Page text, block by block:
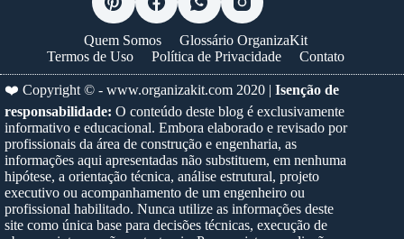
Quem Somos
Glossário OrganizaKit
Termos de Uso
Política de Privacidade Contato
❤️ Copyright © - www.organizakit.com 2020 | Isenção de
responsabilidade: O conteúdo deste blog é exclusivamente
informativo e educacional. Embora elaborado e revisado por
profissionais da área de construção e engenharia, as
informações aqui apresentadas não substituem, em nenhuma
hipótese, a orientação técnica, análise estrutural, projeto
executivo ou acompanhamento de um engenheiro ou
profissional habilitado. Nunca utilize as informações deste
site como única base para decisões técnicas, execução de